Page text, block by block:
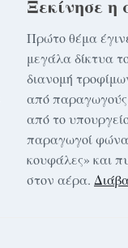
Ξεκίνησε
Πρώτο θέμα
μεγάλα δίκτυα
διανομή
από
από το
παραγωγοί
κουφάλες» και
στον αέρα.